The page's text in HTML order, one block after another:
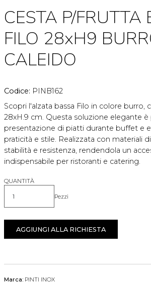
CESTA P/FRUTTA
FILO 28xH9
CALEIDO
Codice: PINB162
Scopri l'alzata bassa Filo in colore burro,
28xH.9 cm. Questa soluzione elegante
presentazione di piatti durante buffet e
praticità e stile. Realizzata con materiali
stabilità e resistenza, rendendola un
indispensabile per ristoranti e catering.
QUANTITÀ
Quantità Pezzi
AGGIUNGI ALLA RICHIESTA
Marca: PINTI INOX